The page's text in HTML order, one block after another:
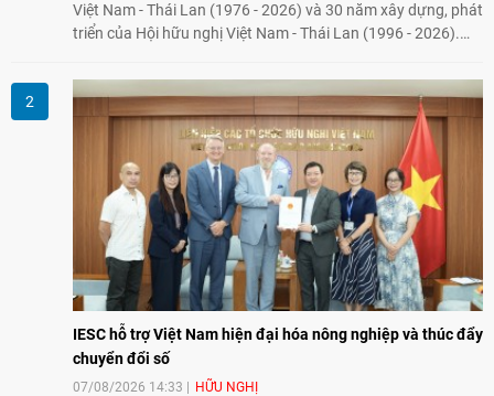
Việt Nam - Thái Lan (1976 - 2026) và 30 năm xây dựng, phát
triển của Hội hữu nghị Việt Nam - Thái Lan (1996 - 2026).
tình hữu nghị, đồng thời từng bước mở rộng hoạt động từ
giao lưu truyền thống sang kết nối địa phương, doanh
nghiệp, giáo dục, văn hóa và thế hệ trẻ, góp phần tăng
cường sự hiểu biết và hợp tác giữa nhân dân hai nước.
IESC hỗ trợ Việt Nam hiện đại hóa nông nghiệp và thúc đẩy
chuyển đổi số
07/08/2026 14:33 HỮU NGHỊ